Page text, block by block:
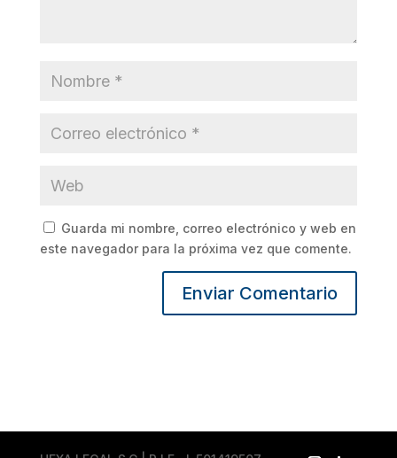
Guarda mi nombre, correo electrónico y web en
este navegador para la próxima vez que comente.